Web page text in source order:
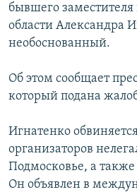
поиску
СЕВЕР.РЕАЛИИ
СИБИРЬ.РЕАЛИИ
РАСПИСАНИЕ ВЕЩАНИЯ
ПОДПИШИТЕСЬ НА
СОЦИАЛЬНЫЕ СЕТИ
бывшего
области Александра
необоснованный.
Об этом сообщает
который подана
Игнатенко
организаторов
Подмосковье, а
Он объявлен в